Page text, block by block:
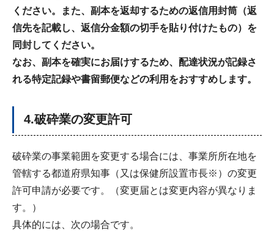
ください。また、副本を返却するための返信用封筒（返
信先を記載し、返信分金額の切手を貼り付けたもの）を
同封してください。
なお、副本を確実にお届けするため、配達状況が記録さ
れる特定記録や書留郵便などの利用をおすすめします。
4.破砕業の変更許可
破砕業の事業範囲を変更する場合には、事業所所在地を
管轄する都道府県知事（又は保健所設置市長※）の変更
許可申請が必要です。（変更届とは変更内容が異なりま
す。）
具体的には、次の場合です。